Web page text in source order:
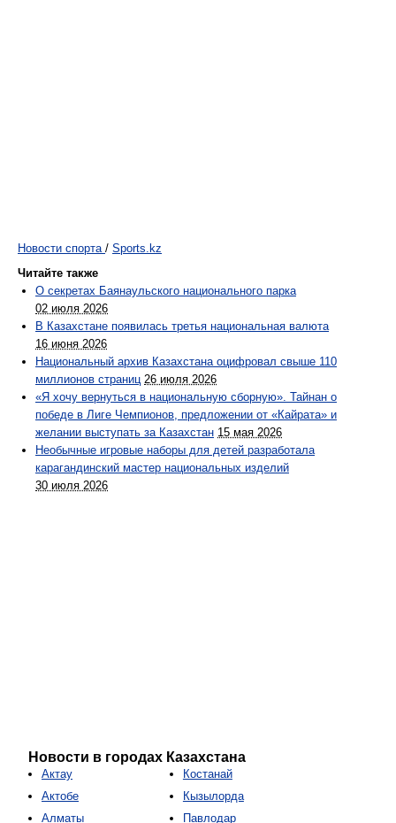
Новости спорта / Sports.kz
Читайте также
О секретах Баянаульского национального парка
02 июля 2026
В Казахстане появилась третья национальная валюта
16 июня 2026
Национальный архив Казахстана оцифровал свыше 110
миллионов страниц 26 июля 2026
«Я хочу вернуться в национальную сборную». Тайнан о
победе в Лиге Чемпионов, предложении от «Кайрата» и
желании выступать за Казахстан 15 мая 2026
Необычные игровые наборы для детей разработала
карагандинский мастер национальных изделий
30 июля 2026
Новости в городах Казахстана
Актау
Актобе
Алматы
Костанай
Кызылорда
Павлодар